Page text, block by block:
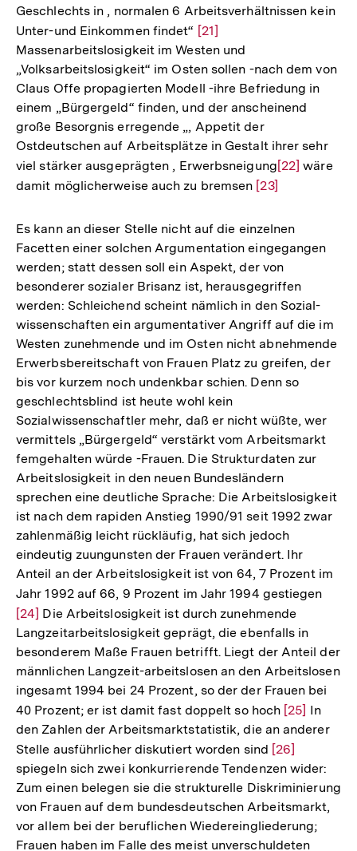
Geschlechts in , normalen 6 Arbeitsverhältnissen kein
Unter-und Einkommen findet“ Zur
Auflösung
der
Fußnote
[21]
Massenarbeitslosigkeit im Westen und
„Volksarbeitslosigkeit“ im Osten sollen -nach dem von
Claus Offe propagierten Modell -ihre Befriedung in
einem „Bürgergeld“ finden, und der anscheinend
große Besorgnis erregende „, Appetit der
Ostdeutschen auf Arbeitsplätze in Gestalt ihrer sehr
viel stärker ausgeprägten , ErwerbsneigungZur
Fußnote
[22] wäre
damit möglicherweise auch zu bremsen Zur
der
Fußnote
[23]
Es kann an dieser Stelle nicht auf die einzelnen
Facetten einer solchen Argumentation eingegangen
werden; statt dessen soll ein Aspekt, der von
besonderer sozialer Brisanz ist, herausgegriffen
werden: Schleichend scheint nämlich in den Sozial-
wissenschaften ein argumentativer Angriff auf die im
Westen zunehmende und im Osten nicht abnehmende
Erwerbsbereitschaft von Frauen Platz zu greifen, der
bis vor kurzem noch undenkbar schien. Denn so
geschlechtsblind ist heute wohl kein
Sozialwissenschaftler mehr, daß er nicht wüßte, wer
vermittels „Bürgergeld“ verstärkt vom Arbeitsmarkt
femgehalten würde -Frauen. Die Strukturdaten zur
Arbeitslosigkeit in den neuen Bundesländern
sprechen eine deutliche Sprache: Die Arbeitslosigkeit
ist nach dem rapiden Anstieg 1990/91 seit 1992 zwar
zahlenmäßig leicht rückläufig, hat sich jedoch
eindeutig zuungunsten der Frauen verändert. Ihr
Anteil an der Arbeitslosigkeit ist von 64, 7 Prozent im
Jahr 1992 auf 66, 9 Prozent im Jahr 1994 gestiegen
[24] Die Arbeitslosigkeit ist durch zunehmende
Langzeitarbeitslosigkeit geprägt, die ebenfalls in
besonderem Maße Frauen betrifft. Liegt der Anteil der
männlichen Langzeit-arbeitslosen an den Arbeitslosen
ingesamt 1994 bei 24 Prozent, so der der Frauen bei
40 Prozent; er ist damit fast doppelt so hoch Zur
Auflösung
der
Fußnote
[25] In
den Zahlen der Arbeitsmarktstatistik, die an anderer
Stelle ausführlicher diskutiert worden sind Zur
Auflösung
der
Fußnote
[26]
spiegeln sich zwei konkurrierende Tendenzen wider:
Zum einen belegen sie die strukturelle Diskriminierung
von Frauen auf dem bundesdeutschen Arbeitsmarkt,
vor allem bei der beruflichen Wiedereingliederung;
Frauen haben im Falle des meist unverschuldeten